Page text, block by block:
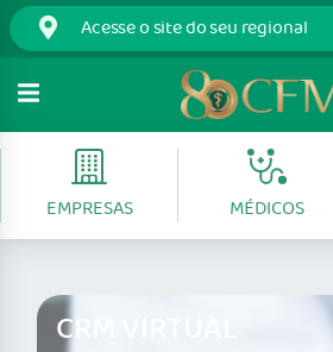
EMPRESAS MÉDICOS
CRM VIRTUAL